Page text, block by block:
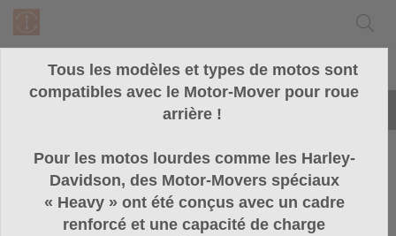
LIVRAISON RAPIDE
Accessories
Affichage :
Tous les modèles et types de motos sont
compatibles avec le Motor-Mover pour roue
arrière !
Pour les motos lourdes comme les Harley-
Davidson, des Motor-Movers spéciaux
« Heavy » ont été conçus avec un cadre
renforcé et une capacité de charge